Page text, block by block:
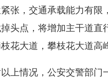
紧张，交通承载能力有
头点，将增加主干道
花大道，攀枝花大道高
情况，公安交警部门一